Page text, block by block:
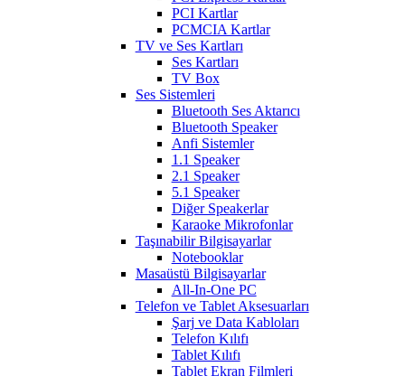
PCI Kartlar
PCMCIA Kartlar
TV ve Ses Kartları
Ses Kartları
TV Box
Ses Sistemleri
Bluetooth Ses Aktarıcı
Bluetooth Speaker
Anfi Sistemler
1.1 Speaker
2.1 Speaker
5.1 Speaker
Diğer Speakerlar
Karaoke Mikrofonlar
Taşınabilir Bilgisayarlar
Notebooklar
Masaüstü Bilgisayarlar
All-In-One PC
Telefon ve Tablet Aksesuarları
Şarj ve Data Kabloları
Telefon Kılıfı
Tablet Kılıfı
Tablet Ekran Filmleri